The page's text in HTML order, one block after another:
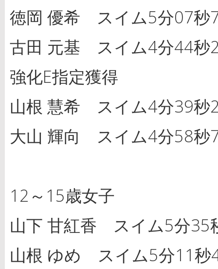
徳岡 優希 スイム5分07
古田 元基 スイム4分44秒
強化E指定獲得
山根 慧希 スイム4分39
大山 輝向 スイム4分58
12～15歳女子
山下 甘紅香 スイム5分
山根 ゆめ スイム5分11